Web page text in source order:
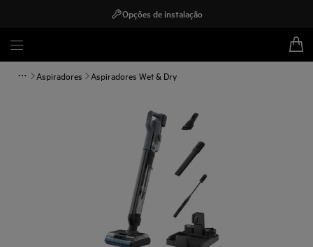
Opções de instalação
Aspiradores Aspiradores Wet & Dry